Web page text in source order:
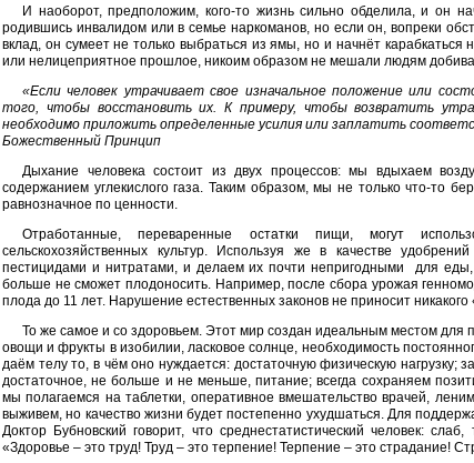
И наоборот, предположим, кого-то жизнь сильно обделила, и он
родившись инвалидом или в семье наркоманов, но если он, вопреки
вклад, он сумеет не только выбраться из ямы, но и начнёт карабкаться
или нелицеприятное прошлое, никоим образом не мешали людям
«Если человек утрачивает свое изначальное положение или
того, чтобы восстановить их. К примеру, чтобы возвратить
необходимо приложить определенные усилия или заплатить
Божественный Принцип
Дыхание человека состоит из двух процессов: мы вдыхаем
содержанием углекислого газа. Таким образом, мы не только что-то
равнозначное по ценности.
Отработанные, переваренные остатки пищи, могут
сельскохозяйственных культур. Используя же в качестве
пестицидами и нитратами, и делаем их почти непригодными для
больше не сможет плодоносить. Например, после сбора урожая
плода до 11 лет. Нарушение естественных законов не приносит
То же самое и со здоровьем. Этот мир создан идеальным местом для
овощи и фрукты в изобилии, ласковое солнце, необходимость
даём телу то, в чём оно нуждается: достаточную физическую нагрузку;
достаточное, не больше и не меньше, питание; всегда сохраняем
мы полагаемся на таблетки, оперативное вмешательство врачей,
выживем, но качество жизни будет постепенно ухудшаться. Для
Доктор Бубновский говорит, что среднестатистический человек:
«Здоровье – это труд! Труд – это терпение! Терпение – это страдание!